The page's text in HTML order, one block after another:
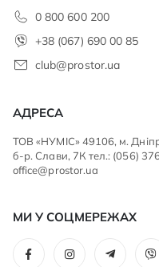
0 800 600 200
+38 (067) 690 00 85
club@prostor.ua
АДРЕСА
ТОВ «НУМІС» 49106, м.
б-р. Слави, 7К тел.: (056)
office@prostor.ua
МИ У СОЦМЕРЕЖАХ